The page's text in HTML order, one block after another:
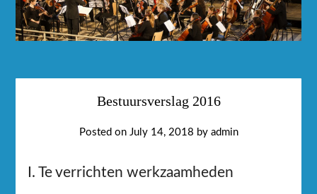
Bestuursverslag 2016
Posted on July 14, 2018 by admin
I. Te verrichten werkzaamheden